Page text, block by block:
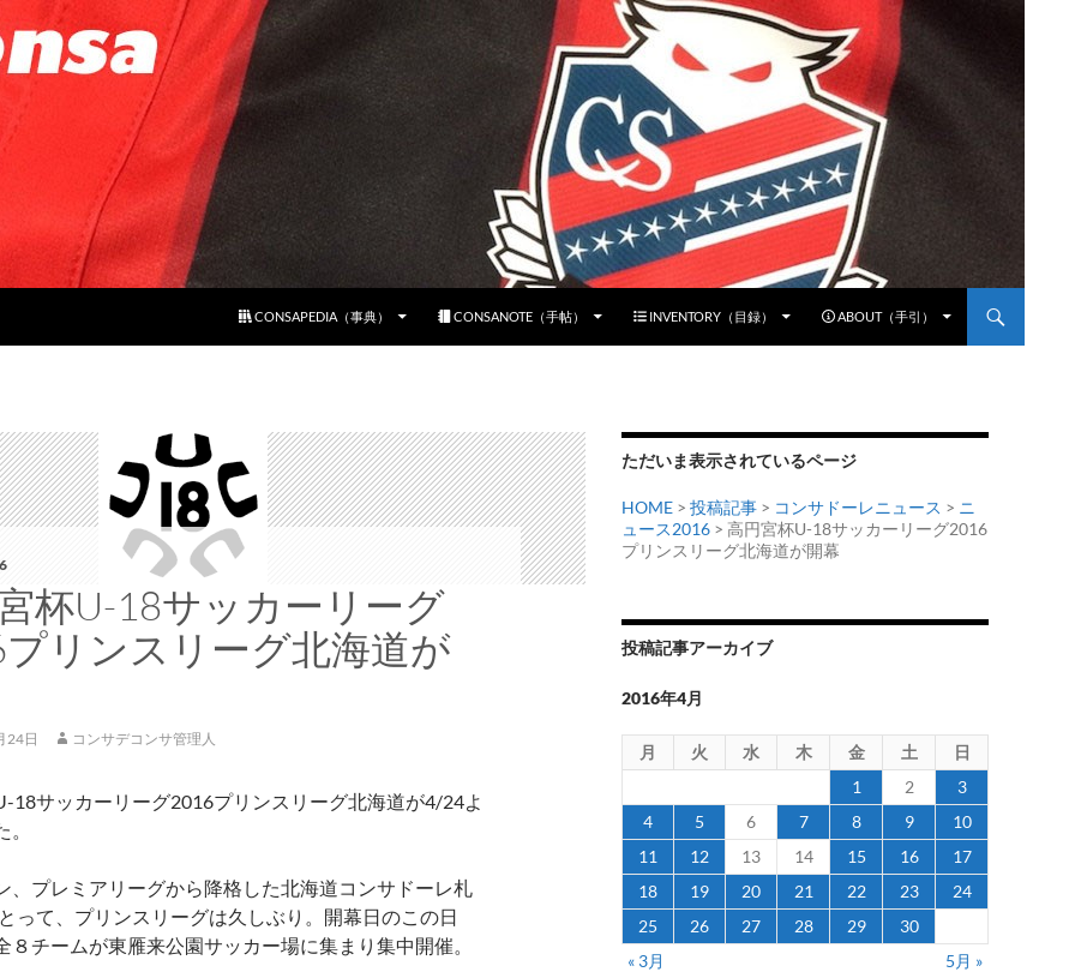
CONSAPEDIA（事典）
CONSANOTE（手帖） INVENTORY（目録） ABOUT（手引）
杯U-18サッカーリーグ
リンスリーグ北海道が
24日 コンサデコンサ管理人
18サッカーリーグ2016プリンスリーグ北海道が4/24よ
、プレミアリーグから降格した北海道コンサドーレ札
って、プリンスリーグは久しぶり。開幕日のこの日
８チームが東雁来公園サッカー場に集まり集中開催。
ただいま表示されているページ
HOME > 投稿記事 > コンサドーレニュース > ニ
ュース2016 > 高円宮杯U-18サッカーリーグ2016
プリンスリーグ北海道が開幕
投稿記事アーカイブ
2016年4月
月 火 水 木 金 土
日
1
2
3
4
5 6 7 8 9
10
11
12 13 14 15 16
17
18
19 20 21 22 23
24
25
26 27 28 29
30
« 3月
5月 »